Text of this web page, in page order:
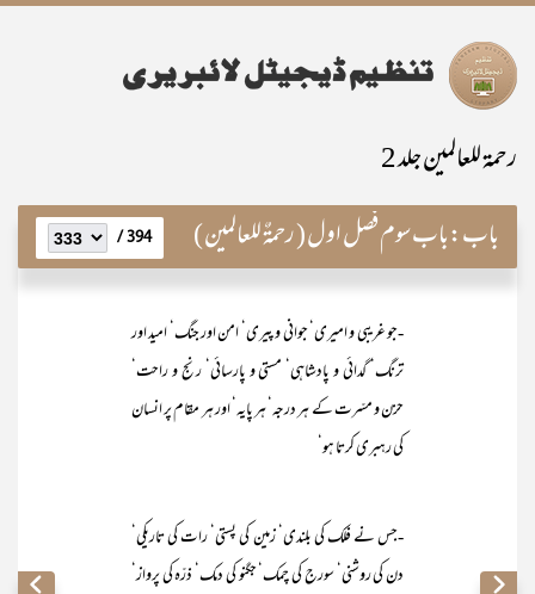
رحمۃ للعالمین جلد 2
باب:باب سوم فصل اول ( رحمۃٌ للعالمين ) 394 /
-جو غریبی و امیری‘ جوانی و پیری‘ امن اور جنگ‘ امید اور
ترنگ‘ گدائی و پادشاہی‘ مستی و پارسائی‘ رنج و راحت‘
حزن و مسّرت کے ہر درجہ‘ ہر پایہ‘ اور ہر مقام پر انسان
کی رہبری کرتا ہو‘
-جس نے فلک کی بلندی‘ زمین کی پستی‘ رات کی تاریکی‘
دن کی روشنی‘ سورج کی چمک‘ جگنو کی دمک‘ ذرّہ کی پرواز‘